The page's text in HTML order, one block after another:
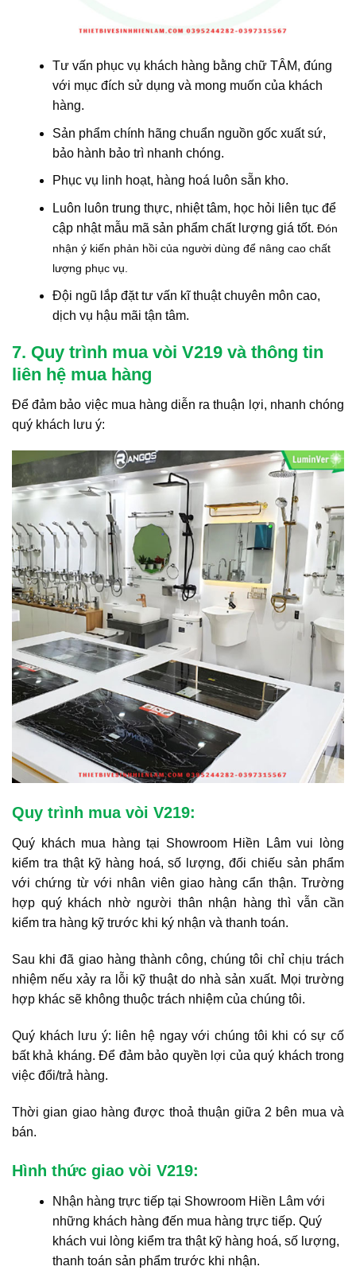
Tư vấn phục vụ khách hàng bằng chữ TÂM, đúng
với mục đích sử dụng và mong muốn của khách
hàng.
Sản phẩm chính hãng chuẩn nguồn gốc xuất sứ,
bảo hành bảo trì nhanh chóng.
Phục vụ linh hoạt, hàng hoá luôn sẵn kho.
Luôn luôn trung thực, nhiệt tâm, học hỏi liên tục để
cập nhật mẫu mã sản phẩm chất lượng giá tốt. Đón
nhận ý kiến phản hồi của người dùng để nâng cao chất
lượng phục vụ.
Đội ngũ lắp đặt tư vấn kĩ thuật chuyên môn cao,
dịch vụ hậu mãi tận tâm.
7. Quy trình mua vòi V219 và thông tin
liên hệ mua hàng
Để đảm bảo việc mua hàng diễn ra thuận lợi, nhanh chóng
quý khách lưu ý:
Quy trình mua vòi V219:
Quý khách mua hàng tại Showroom Hiền Lâm vui lòng
kiểm tra thật kỹ hàng hoá, số lượng, đối chiếu sản phẩm
với chứng từ với nhân viên giao hàng cẩn thận. Trường
hợp quý khách nhờ người thân nhận hàng thì vẫn cần
kiểm tra hàng kỹ trước khi ký nhận và thanh toán.
Sau khi đã giao hàng thành công, chúng tôi chỉ chịu trách
nhiệm nếu xảy ra lỗi kỹ thuật do nhà sản xuất. Mọi trường
hợp khác sẽ không thuộc trách nhiệm của chúng tôi.
Quý khách lưu ý: liên hệ ngay với chúng tôi khi có sự cố
bất khả kháng. Để đảm bảo quyền lợi của quý khách trong
việc đổi/trả hàng.
Thời gian giao hàng được thoả thuận giữa 2 bên mua và
bán.
Hình thức giao vòi V219:
Nhận hàng trực tiếp tại Showroom Hiền Lâm với
những khách hàng đến mua hàng trực tiếp. Quý
khách vui lòng kiểm tra thật kỹ hàng hoá, số lượng,
thanh toán sản phẩm trước khi nhận.